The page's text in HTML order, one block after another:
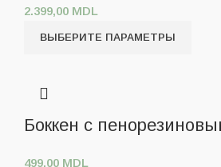
2.399,00 MDL
ВЫБЕРИТЕ ПАРАМЕТРЫ
Боккен с
499,00 MDL